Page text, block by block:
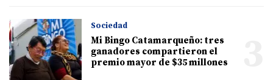
Sociedad
Mi Bingo Catamarqueño: tres
ganadores compartieron el
premio mayor de $35 millones